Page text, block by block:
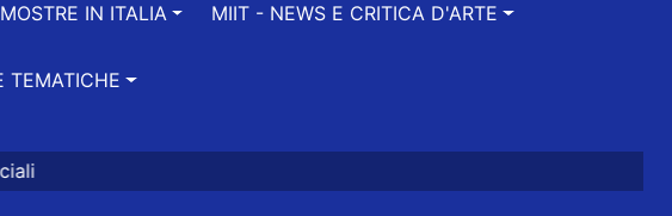
IN ITALIA MIIT - NEWS E CRITICA D'ARTE
TEMATICHE